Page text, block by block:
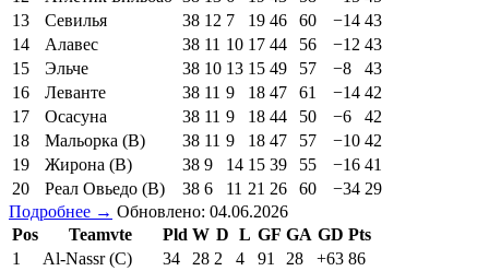
13
Севилья 38 12 7 19 46 60 −14 43
14
Алавес 38 11 10 17 44 56 −12 43
15
Эльче 38 10 13 15 49 57 −8
43
16
Леванте 38 11 9 18 47 61 −14 42
17
Осасуна 38 11 9 18 44 50 −6
42
18
Мальорка (В) 38 11 9 18 47 57 −10 42
19
Жирона (В) 38 9 14 15 39 55 −16 41
20
Реал Овьедо (В) 38 6 11 21 26 60 −34 29
Подробнее → Обновлено: 04.06.2026
Pos
Teamvte Pld W D L GF GA GD Pts
1
Al-Nassr (C) 34 28 2 4 91 28 +63 86